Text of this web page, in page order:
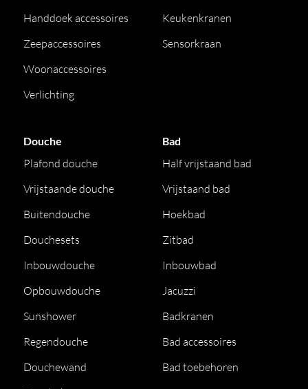
Handdoek accessoires
Zeepaccessoires
Woonaccessoires
Verlichting
Keukenkranen
Sensorkraan
Douche
Plafond douche
Vrijstaande douche
Buitendouche
Douchesets
Inbouwdouche
Opbouwdouche
Sunshower
Regendouche
Douchewand
Bad
Half vrijstaand bad
Vrijstaand bad
Hoekbad
Zitbad
Inbouwbad
Jacuzzi
Badkranen
Bad accessoires
Bad toebehoren